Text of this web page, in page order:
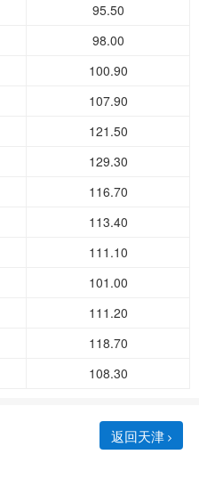
95.50
98.00
100.90
107.90
121.50
129.30
116.70
113.40
111.10
101.00
111.20
118.70
108.30
返回天津